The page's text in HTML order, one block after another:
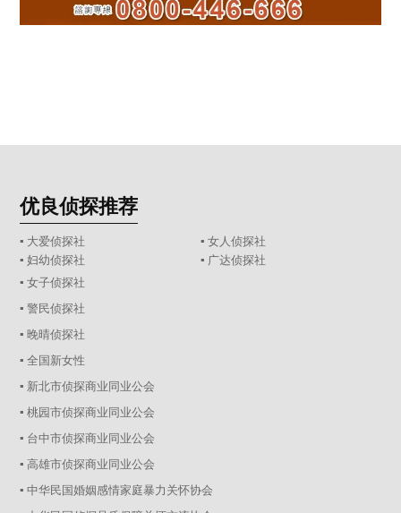
优良侦探推荐
▪ 大爱侦探社
▪ 女人侦探社
▪ 妇幼侦探社
▪ 广达侦探社
▪ 女子侦探社
▪ 警民侦探社
▪ 晚晴侦探社
▪ 全国新女性
▪ 新北市侦探商业同业公会
▪ 桃园市侦探商业同业公会
▪ 台中市侦探商业同业公会
▪ 高雄市侦探商业同业公会
▪ 中华民国婚姻感情家庭暴力关怀协会